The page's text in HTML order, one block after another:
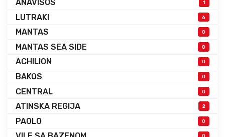
ANAVISOS 1
LUTRAKI 6
MANTAS 0
MANTAS SEA SIDE 0
ACHILION 0
BAKOS 0
CENTRAL 0
ATINSKA REGIJA 2
PAOLO 0